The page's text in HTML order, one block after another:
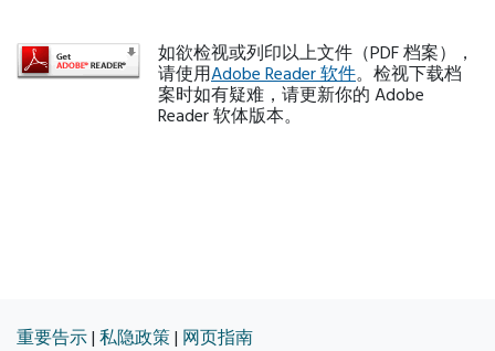
如欲检视或列印以上文件（PDF 档案），
请使用Adobe Reader 软件。检视下载档
案时如有疑难，请更新你的 Adobe
Reader 软体版本。
重要告示| 私隐政策| 网页指南